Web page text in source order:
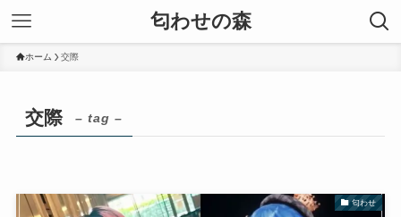
匂わせの森
ホーム 交際
交際 – tag –
匂わせ